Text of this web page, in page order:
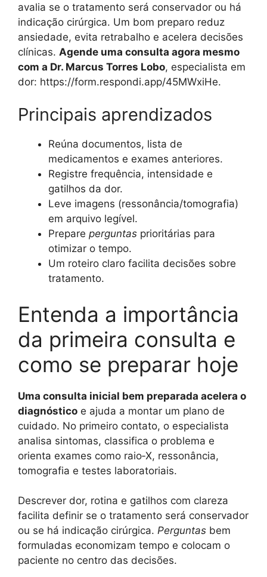
avalia se o tratamento será conservador ou há
indicação cirúrgica. Um bom preparo reduz
ansiedade, evita retrabalho e acelera decisões
clínicas. Agende uma consulta agora mesmo
com a Dr. Marcus Torres Lobo, especialista em
dor: https://form.respondi.app/45MWxiHe.
Principais aprendizados
Reúna documentos, lista de
medicamentos e exames anteriores.
Registre frequência, intensidade e
gatilhos da dor.
Leve imagens (ressonância/tomografia)
em arquivo legível.
Prepare perguntas prioritárias para
otimizar o tempo.
Um roteiro claro facilita decisões sobre
tratamento.
Entenda a importância
da primeira consulta e
como se preparar hoje
Uma consulta inicial bem preparada acelera o
diagnóstico e ajuda a montar um plano de
cuidado. No primeiro contato, o especialista
analisa sintomas, classifica o problema e
orienta exames como raio‑X, ressonância,
tomografia e testes laboratoriais.
Descrever dor, rotina e gatilhos com clareza
facilita definir se o tratamento será conservador
ou se há indicação cirúrgica. Perguntas bem
formuladas economizam tempo e colocam o
paciente no centro das decisões.